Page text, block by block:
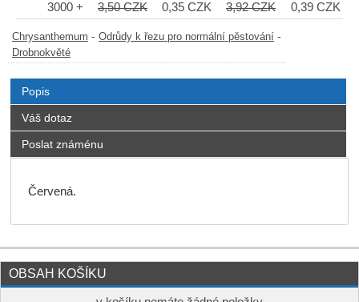
3000 +
3,50 CZK 0,35 CZK 3,92 CZK 0,39 CZK
Chrysanthemum - Odrůdy k řezu pro normální pěstování -
Drobnokvěté
Popis
Váš dotaz
Poslat známénu
Červená.
OBSAH KOŠÍKU